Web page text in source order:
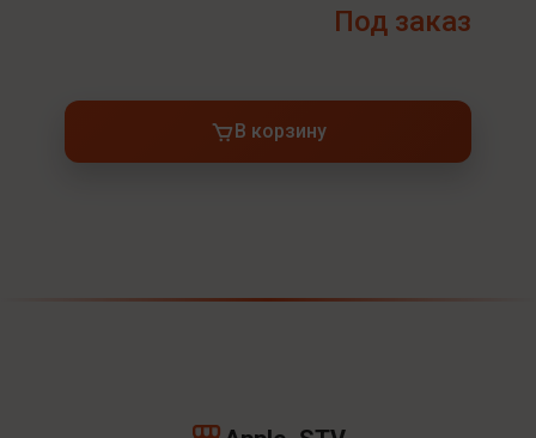
Под заказ
В корзину